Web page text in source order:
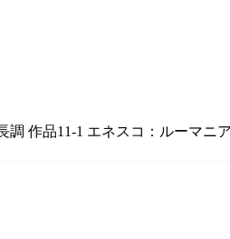
作品11-1 エネスコ：ルーマニ